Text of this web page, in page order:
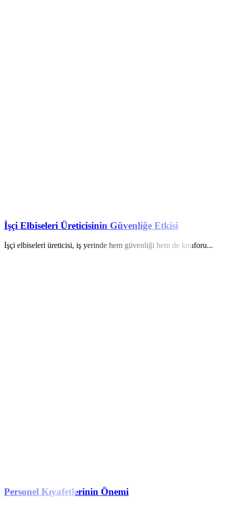
İşçi Elbiseleri Üreticisinin Güvenliğe Etkisi
İşçi elbiseleri üreticisi, iş yerinde hem güvenliği hem de konforu...
Personel Kıyafetlerinin Önemi